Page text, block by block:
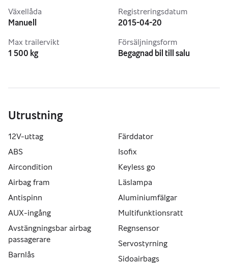
Växellåda
Manuell
Max trailervikt
1 500 kg
Registreringsdatum
2015-04-20
Försäljningsform
Begagnad bil till salu
Utrustning
12V-uttag
ABS
Aircondition
Airbag fram
Antispinn
AUX-ingång
Avstängningsbar airbag
passagerare
Barnlås
Färddator
Isofix
Keyless go
Läslampa
Aluminiumfälgar
Multifunktionsratt
Regnsensor
Servostyrning
Sidoairbags